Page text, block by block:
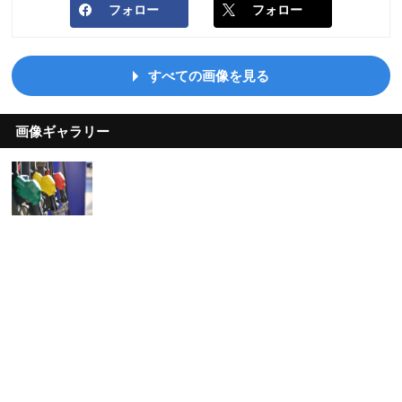
フォロー フォロー
すべての画像を見る
画像ギャラリー